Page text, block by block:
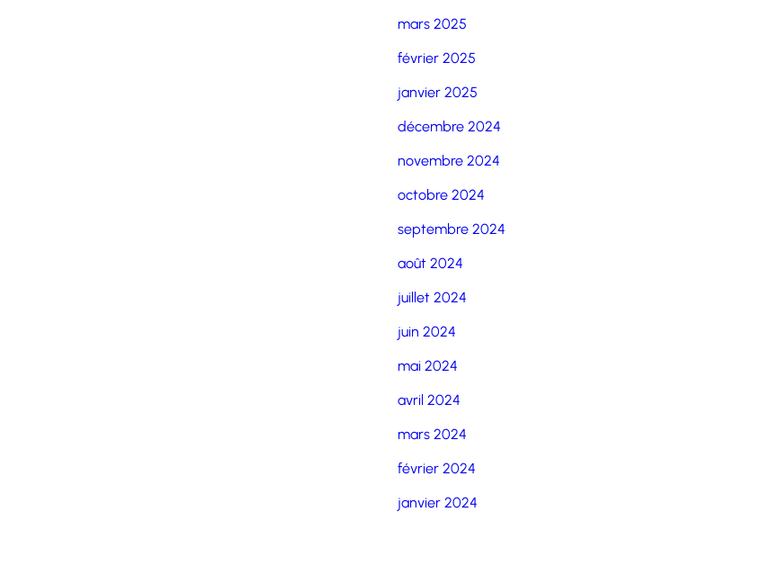
mars 2025
février 2025
janvier 2025
décembre 2024
novembre 2024
octobre 2024
septembre 2024
août 2024
juillet 2024
juin 2024
mai 2024
avril 2024
mars 2024
février 2024
janvier 2024